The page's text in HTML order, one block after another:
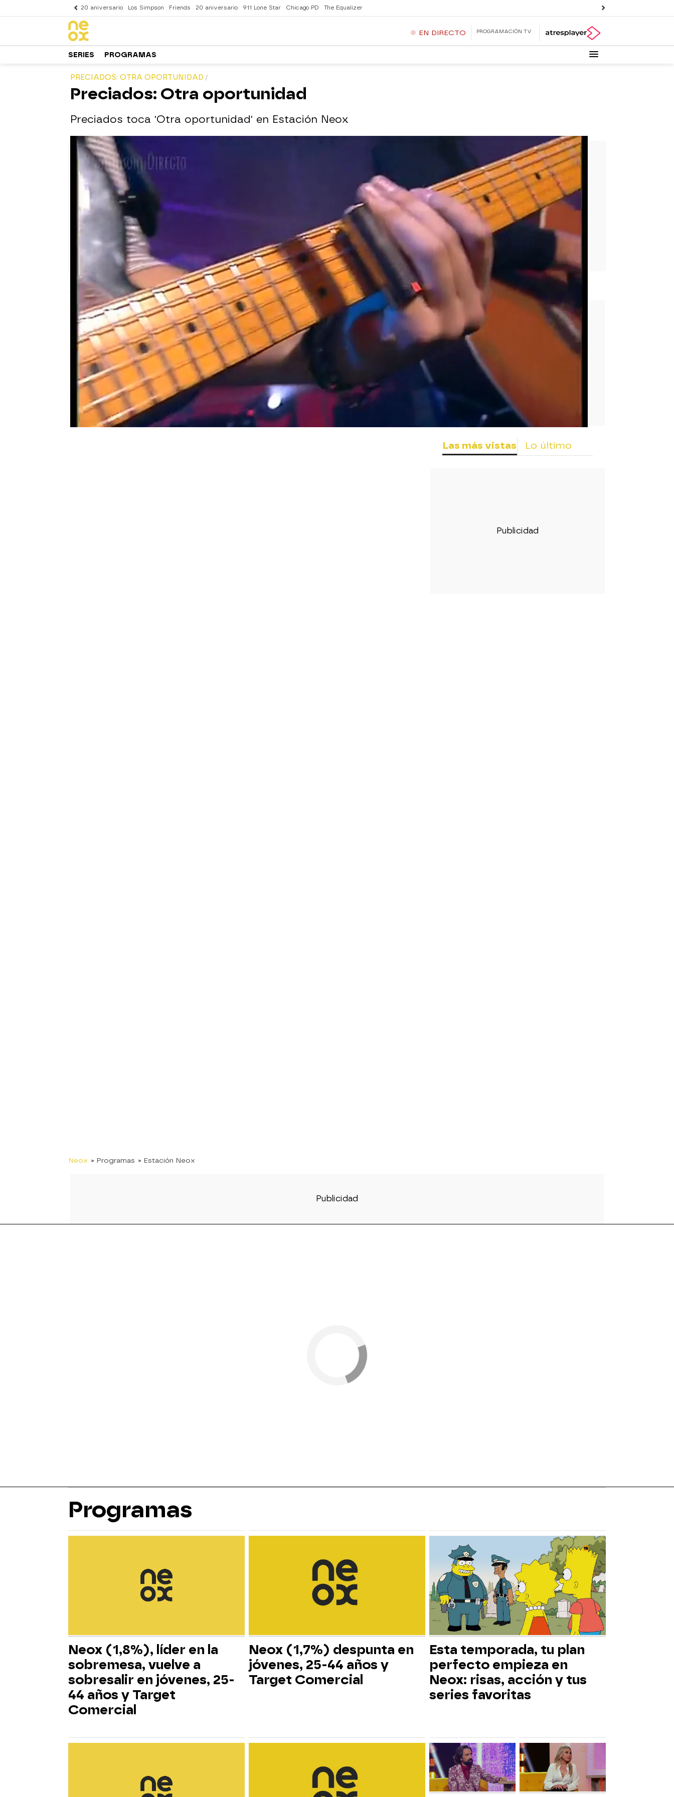
20 aniversario Los Simpson Friends 20 aniversario 911 Lone Star Chicago PD The Equalizer
EN DIRECTO PROGRAMACIÓN TV
SERIES PROGRAMAS
PRECIADOS: OTRA OPORTUNIDAD
Preciados: Otra oportunidad
Preciados toca 'Otra oportunidad' en Estación Neox
neox
Publicado:21 de diciembre de 2010, 12:42
WhatsappFacebook
X Flipboard
Preciados toca 'Otra oportunidad' en Estación Neox
Estación Neox
Neox » Programas » Estación Neox
Las más vistas Lo último
Programas
Neox (1,8%), líder en la
sobremesa, vuelve a
sobresalir en jóvenes, 25-
44 años y Target
Comercial
Neox (1,7%) despunta en
jóvenes, 25-44 años y
Target Comercial
Esta temporada, tu plan
perfecto empieza en
Neox: risas, acción y tus
series favoritas